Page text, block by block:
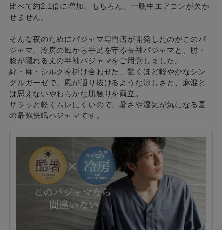
比べて約2.1倍に増加。もちろん、一晩中エアコンが欠か
せません。
そんな夜のためにパジャマ専門店が開発したのがこのパ
ジャマ。冷房の風から手足を守る長袖パジャマと、肘・
膝が隠れる丈の半袖パジャマをご用意しました。
綿・麻・シルクを掛け合わせた、驚くほど軽やかなシン
グルガーゼで、風が通り抜けるような涼しさと、麻混と
は思えないやわらかな肌触りを両立。
サラッと軽くムレにくいので、暑さや湿気が気になる夏
の最強快眠パジャマです。